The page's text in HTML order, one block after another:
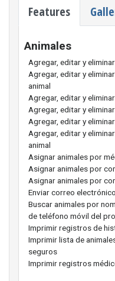
Features
Animales
Agregar, editar y
Agregar, editar y
animal
Agregar, editar y
Agregar, editar y
Agregar, editar y
Agregar, editar y
animal
Asignar animales por
Asignar animales por
Asignar animales por
Enviar correo
Buscar animales por
de teléfono móvil del
Imprimir registros de
Imprimir lista de
seguros
Imprimir registros